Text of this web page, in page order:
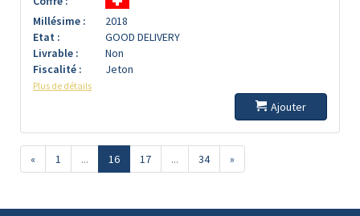
Millésime :
2018
Etat :
GOOD DELIVERY
Livrable :
Non
Fiscalité :
Jeton
Plus de détails
Ajouter
« 1 ... 16 17 ... 34 »